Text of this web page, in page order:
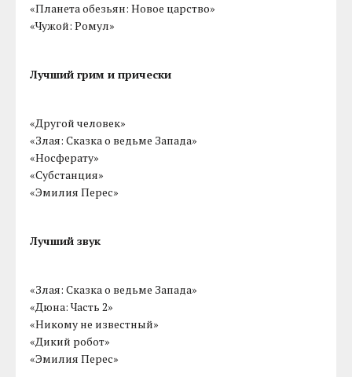
«Планета обезьян: Новое царство»
«Чужой: Ромул»
Лучший грим и прически
«Другой человек»
«Злая: Сказка о ведьме Запада»
«Носферату»
«Субстанция»
«Эмилия Перес»
Лучший звук
«Злая: Сказка о ведьме Запада»
«Дюна: Часть 2»
«Никому не известный»
«Дикий робот»
«Эмилия Перес»